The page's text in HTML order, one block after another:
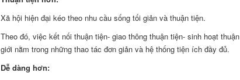
Xã hội hiện đại kéo theo nhu cầu sống tối giản và thuận tiện.
Theo đó, việc kết nối thuận tiện- giao thông thuận tiện- sinh hoạt
giới nằm trong những thao tác đơn giản và hệ thống tiện ích đầy đủ.
Dễ dàng hơn: